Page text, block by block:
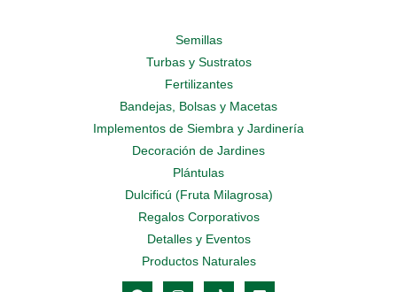
Semillas
Turbas y Sustratos
Fertilizantes
Bandejas, Bolsas y Macetas
Implementos de Siembra y Jardinería
Decoración de Jardines
Plántulas
Dulcificú (Fruta Milagrosa)
Regalos Corporativos
Detalles y Eventos
Productos Naturales